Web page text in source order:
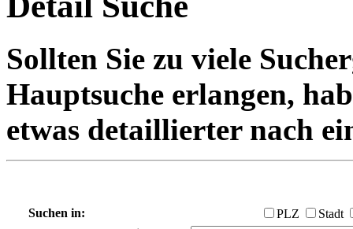
Sollten Sie zu viele
Hauptsuche erlangen,
etwas detaillierter nach
Suchen in: PLZ
Stadt